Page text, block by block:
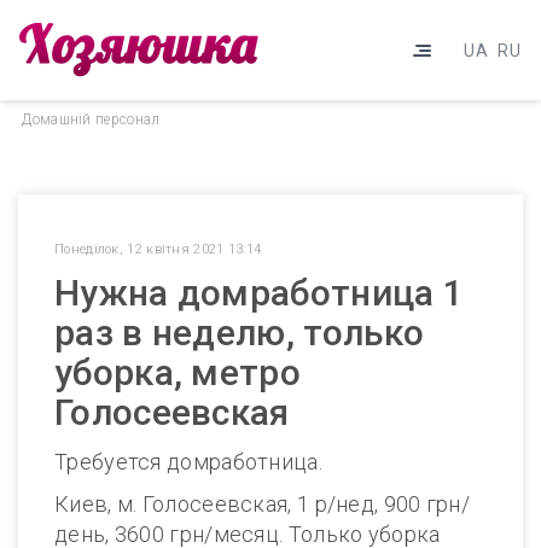
UA RU
Домашнiй персонал
Понеділок, 12 квітня 2021 13:14
Нужна домработница 1
раз в неделю, только
уборка, метро
Голосеевская
Требуется домработница.
Киев, м. Голосеевская, 1 р/нед, 900 грн/
день, 3600 грн/месяц. Только уборка